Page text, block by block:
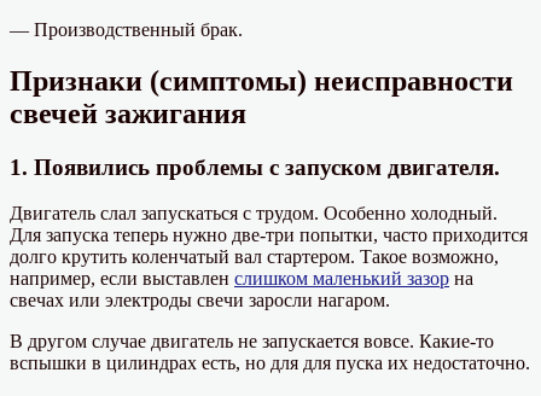
— Производственный брак.
Признаки (симптомы) неисправности
свечей зажигания
1. Появились проблемы с запуском двигателя.
Двигатель слал запускаться с трудом. Особенно холодный.
Для запуска теперь нужно две-три попытки, часто приходится
долго крутить коленчатый вал стартером. Такое возможно,
например, если выставлен слишком маленький зазор на
свечах или электроды свечи заросли нагаром.
В другом случае двигатель не запускается вовсе. Какие-то
вспышки в цилиндрах есть, но для для пуска их недостаточно.